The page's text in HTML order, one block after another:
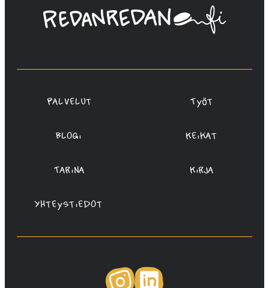
Linda
Saukko-
Oy
Palvelut Työt
Blogi Keikat
Tarina Kirja
Yhteystiedot
Instagram